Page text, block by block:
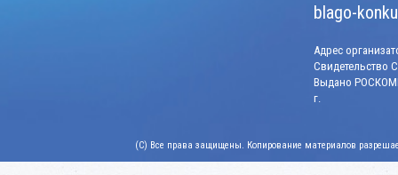
blago-
Адрес
Свидетельство
Выдано
г.
(C) Все права защищены. Копирование материалов